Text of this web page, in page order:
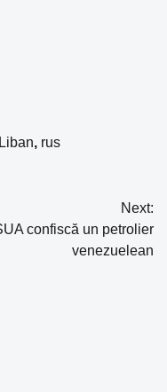
Liban, rus
Next:
confiscă un petrolier
venezuelean